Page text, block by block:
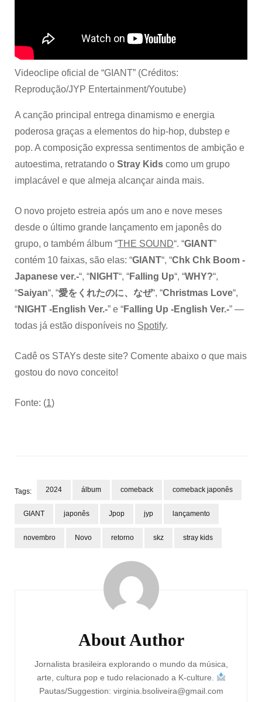
Videoclipe oficial de “GIANT” (Créditos:
Reprodução/JYP Entertainment/Youtube)
A canção principal entrega dinamismo e energia
poderosa graças a elementos do hip-hop, dubstep e
pop. A composição expressa sentimentos de ambição e
autoestima, retratando o Stray Kids como um grupo
implacável e que almeja alcançar ainda mais.
O novo projeto estreia após um ano e nove meses
desde o último grande lançamento em japonês do
grupo, o também álbum “THE SOUND“. “GIANT”
contém 10 faixas, são elas: “GIANT“, “Chk Chk Boom -
Japanese ver.-“, “NIGHT“, “Falling Up“, “WHY?“,
“Saiyan“, “愛をくれたのに、なぜ“, “Christmas Love“,
“NIGHT -English Ver.-” e “Falling Up -English Ver.-” —
todas já estão disponíveis no Spotify.
Cadê os STAYs deste site? Comente abaixo o que mais
gostou do novo conceito!
Fonte: (1)
Tags: 2024 álbum comeback comeback japonês
GIANT japonês Jpop jyp lançamento
novembro Novo retorno skz stray kids
About Author
Jornalista brasileira explorando o mundo da música,
arte, cultura pop e tudo relacionado a K-culture.
Pautas/Suggestion: virginia.bsoliveira@gmail.com